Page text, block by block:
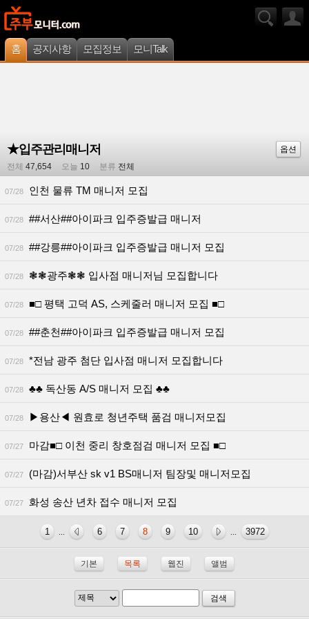
홈 공지사항 모집정보 모니Talk
★입주관리매니저
옵션
전체 47,654 오늘 10 분류 전체
07/28 인천 물류 TM 매니저 모집
07/28 ##서산##아이파크 입주증발급 매니저
07/28 ##강릉##아이파크 입주증발급 매니저 모집
07/28 ❃❃광주❃❃ 입사점 매니저님 모집합니다
07/28 ■□ 평택 고덕 AS, 스케줄러 매니저 모집 ■□
07/28 ##춘천##아이파크 입주증발급 매니저 모집
07/28 *전남 광주 첨단 입사점 매니저 모집합니다
07/28 ♣♣ 독산동 A/S 매니저 모집 ♣♣
07/28 ▶용산◀ 원효로 청년주택 품검 매니저모집
07/27 마감■□ 이천 중리 창호점검 매니저 모집 ■□
07/27 (마감)서부산 sk v1 BS매니저 팀장및 매니저모집
07/27 화성 송산 년차 접수 매니저 모집
1 ... 6 7 8 9 10 ... 3972
기본 목록 웹진 앨범
검색